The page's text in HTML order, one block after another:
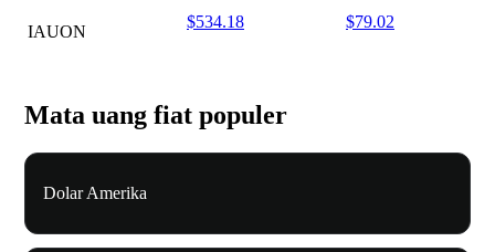
IAUON
$534.18 $79.02
Mata uang fiat populer
Dolar Amerika